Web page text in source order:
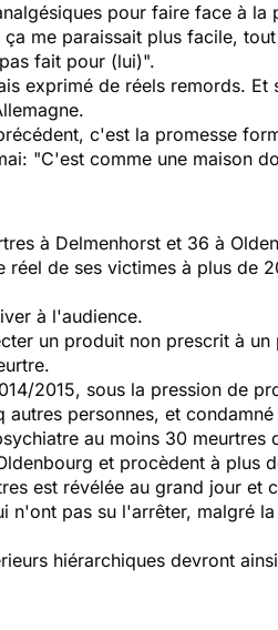
pour faire face à
me paraissait plus facile,
fait pour (lui)".
exprimé de réels remords.
c'est la promesse
"C'est comme une maison
à Delmenhorst et 36 à
réel de ses victimes à plus
à l'audience.
un produit non prescrit à
2015, sous la pression de
autres personnes, et
au moins 30 meurtres
et procèdent à plus
est révélée au grand jour et
n'ont pas su l'arrêter, malgré
hiérarchiques devront